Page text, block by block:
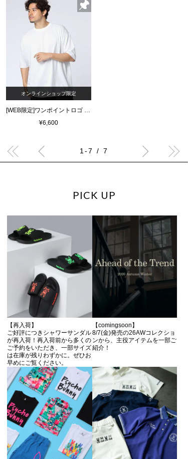
オンラインショップ限定
¥6,600
1-7 / 7
PICK UP
【再入荷】
ご好評につきシャワーサンダル
が再入荷！再入荷前から多くの
ご予約をいただき、一部サイズ
は在庫が残りわずかに。ぜひお
早めにご覧ください。
【comingsoon】
8/7(金)発売の26AWコレクショ
ンから、主役アイテムを一部ご
紹介！